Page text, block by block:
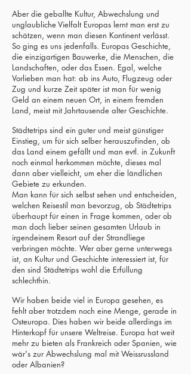
Aber die geballte Kultur, Abwechslung und
unglaubliche Vielfalt Europas lernt man erst zu
schätzen, wenn man diesen Kontinent verlässt.
So ging es uns jedenfalls. Europas Geschichte,
die einzigartigen Bauwerke, die Menschen, die
Landschaften, oder das Essen. Egal, welche
Vorlieben man hat: ab ins Auto, Flugzeug oder
Zug und kurze Zeit später ist man für wenig
Geld an einem neuen Ort, in einem fremden
Land, meist mit Jahrtausende alter Geschichte.
Städtetrips sind ein guter und meist günstiger
Einstieg, um für sich selber herauszufinden, ob
das Land einem gefällt und man evtl. in Zukunft
noch einmal herkommen möchte, dieses mal
dann aber vielleicht, um eher die ländlichen
Gebiete zu erkunden.
Man kann für sich selbst sehen und entscheiden,
welchen Reisestil man bevorzug, ob Städtetrips
überhaupt für einen in Frage kommen, oder ob
man doch lieber seinen gesamten Urlaub in
irgendeinem Resort auf der Strandliege
verbringen möchte. Wer aber gerne unterwegs
ist, an Kultur und Geschichte interessiert ist, für
den sind Städtetrips wohl die Erfüllung
schlechthin.
Wir haben beide viel in Europa gesehen, es
fehlt aber trotzdem noch eine Menge, gerade in
Osteuropa. Dies haben wir beide allerdings im
Hinterkopf für unsere Weltreise. Europa hat weit
mehr zu bieten als Frankreich oder Spanien, wie
wär's zur Abwechslung mal mit Weissrussland
oder Albanien?